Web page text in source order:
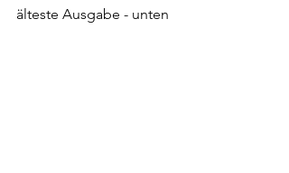
älteste Ausgabe - unten